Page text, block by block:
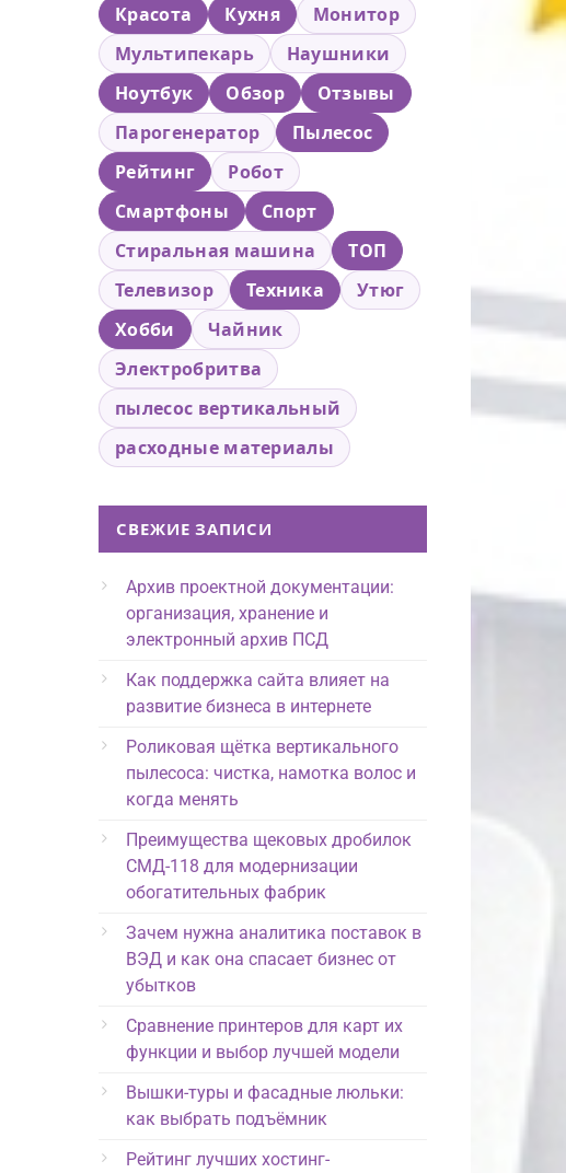
Красота
Кухня
Монитор
Мультипекарь
Наушники
Ноутбук
Обзор
Отзывы
Парогенератор
Пылесос
Рейтинг
Робот
Смартфоны
Спорт
Стиральная машина
ТОП
Телевизор
Техника
Утюг
Хобби
Чайник
Электробритва
пылесос вертикальный
расходные материалы
СВЕЖИЕ ЗАПИСИ
Архив проектной документации:
организация, хранение и
электронный архив ПСД
Как поддержка сайта влияет на
развитие бизнеса в интернете
Роликовая щётка вертикального
пылесоса: чистка, намотка волос и
когда менять
Преимущества щековых дробилок
СМД-118 для модернизации
обогатительных фабрик
Зачем нужна аналитика поставок в
ВЭД и как она спасает бизнес от
убытков
Сравнение принтеров для карт их
функции и выбор лучшей модели
Вышки-туры и фасадные люльки:
как выбрать подъёмник
Рейтинг лучших хостинг-